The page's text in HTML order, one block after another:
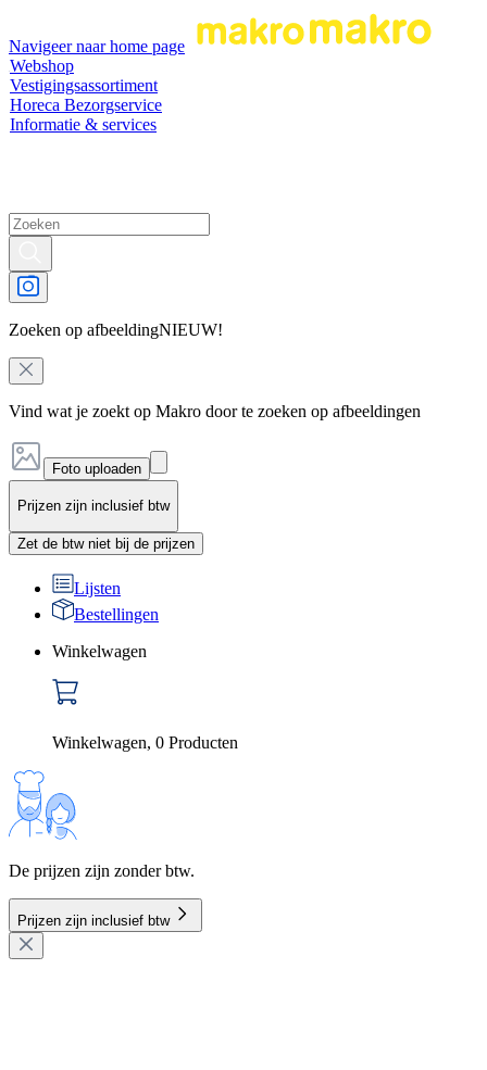
Navigeer naar home page
Webshop
Vestigingsassortiment
Horeca Bezorgservice
Informatie & services
Zoeken op afbeeldingNIEUW!
Vind wat je zoekt op Makro door te zoeken op afbeeldingen
Foto uploaden
Prijzen zijn inclusief btw
Zet de btw niet bij de prijzen
Lijsten
Bestellingen
Winkelwagen
Winkelwagen, 0 Producten
De prijzen zijn zonder btw.
Prijzen zijn inclusief btw